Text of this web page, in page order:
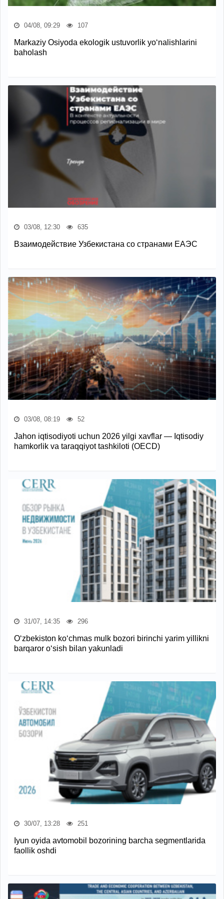
04/08, 09:29 107
Markaziy Osiyoda ekologik ustuvorlik yo‘nalishlarini
baholash
03/08, 12:30 635
Взаимодействие Узбекистана со странами ЕАЭС
03/08, 08:19 52
Jahon iqtisodiyoti uchun 2026 yilgi xavflar — Iqtisodiy
hamkorlik va taraqqiyot tashkiloti (OECD)
31/07, 14:35 296
O‘zbekiston ko‘chmas mulk bozori birinchi yarim yillikni
barqaror o‘sish bilan yakunladi
30/07, 13:28 251
Iyun oyida avtomobil bozorining barcha segmentlarida
faollik oshdi